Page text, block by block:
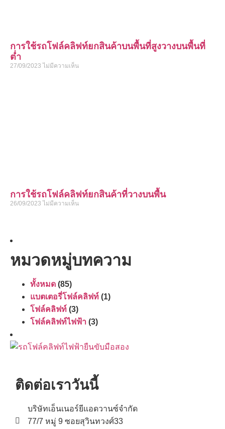
การใช้รถโฟล์คลิฟท์ยกสินค้าบนพื้นที่สูงวางบนพื้นที่
ต่ำ
27/09/2023 ไม่มีความเห็น
การใช้รถโฟล์คลิฟท์ยกสินค้าที่วางบนพื้น
26/09/2023ไม่มีความเห็น
หมวดหมู่บทความ
ทั้งหมด (85)
แบตเตอรี่โฟล์คลิฟท์ (1)
โฟล์คลิฟท์ (3)
โฟล์คลิฟท์ไฟฟ้า (3)
ติดต่อเราวันนี้
บริษัทเอ็นเนอร์ยีแอดวานซ์จำกัด
77/7 หมู่ 9 ซอยสุวินทวงศ์33